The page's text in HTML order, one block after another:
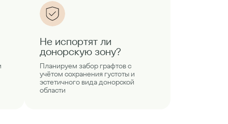
Не испортят ли
донорскую зону?
Планируем забор графтов с
учётом сохранения густоты и
эстетичного вида донорской
области